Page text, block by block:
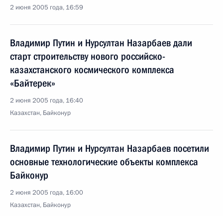
2 июня 2005 года, 16:59
Владимир Путин и Нурсултан Назарбаев дали
старт строительству нового российско-
казахстанского космического комплекса
«Байтерек»
2 июня 2005 года, 16:40
Казахстан, Байконур
Владимир Путин и Нурсултан Назарбаев посетили
основные технологические объекты комплекса
Байконур
2 июня 2005 года, 16:00
Казахстан, Байконур